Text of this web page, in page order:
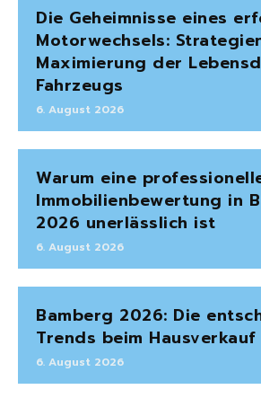
Die Geheimnisse eines
Motorwechsels:
Maximierung der
Fahrzeugs
6. August 2026
Warum eine
Immobilienbewertung in
2026 unerlässlich ist
6. August 2026
Bamberg 2026: Die
Trends beim Hausverkauf
6. August 2026